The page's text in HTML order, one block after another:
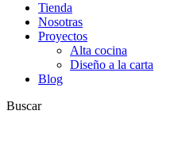
Tienda
Nosotras
Proyectos
Alta cocina
Diseño a la carta
Blog
Buscar